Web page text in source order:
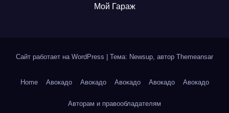
Мой Гараж
Сайт работает на WordPress Тема: Newsup, автор Themeansar
Home Авокадо Авокадо Авокадо Авокадо Авокадо
Авторам и правообладателям